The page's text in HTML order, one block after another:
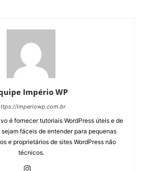
Império WP
imperiowp.com.br
é fornecer tutoriais WordPress úteis e de
fáceis de entender para pequenas
e proprietários de sites WordPress não
técnicos.